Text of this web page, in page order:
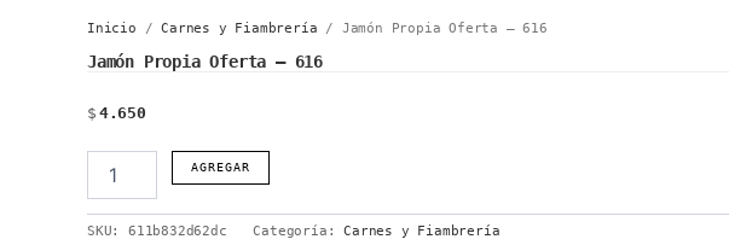
Inicio /Carnes y Fiambrería / Jamón Propia Oferta – 616
Jamón Propia Oferta – 616
$ 4.650
Propia
Oferta
-
AGREGAR
SKU: 611b832d62dc Categoría:Carnes y Fiambrería